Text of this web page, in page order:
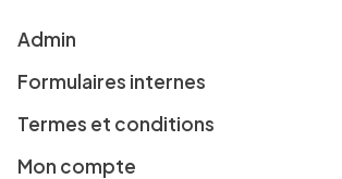
Admin
Formulaires internes
Termes et conditions
Mon compte